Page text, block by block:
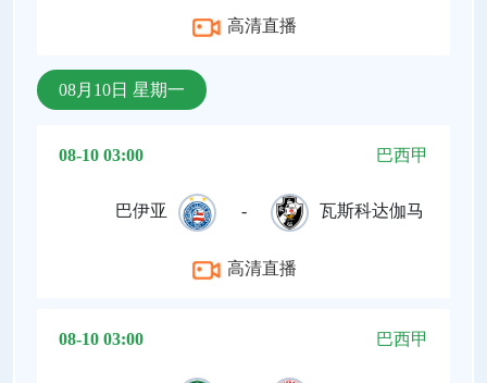
高清直播
08月10日 星期一
08-10 03:00 巴西甲
巴伊亚 - 瓦斯科达伽马
高清直播
08-10 03:00 巴西甲